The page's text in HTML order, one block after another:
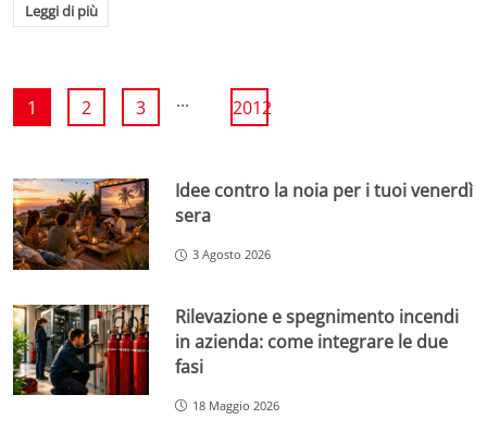
Leggi di più
1 2 3 ... 2012
Idee contro la noia per i tuoi venerdì
sera
3 Agosto 2026
Rilevazione e spegnimento incendi
in azienda: come integrare le due
fasi
18 Maggio 2026